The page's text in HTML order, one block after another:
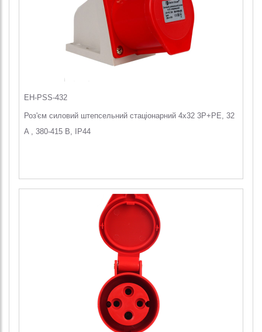
EH-PSS-432
Роз'єм силовий штепсельний стаціонарний 4x32 3P+PE, 32
A , 380-415 В, IP44